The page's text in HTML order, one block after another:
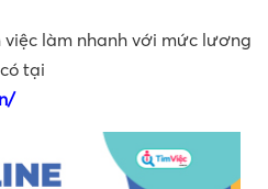
việc làm nhanh với mức lương
tại